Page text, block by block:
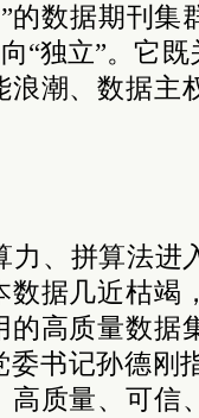
的数据期刊集
“独立”。它
浪潮、数据主
力、拼算法进
据几近枯竭
高质量数据
委书记孙德刚
质量、可信